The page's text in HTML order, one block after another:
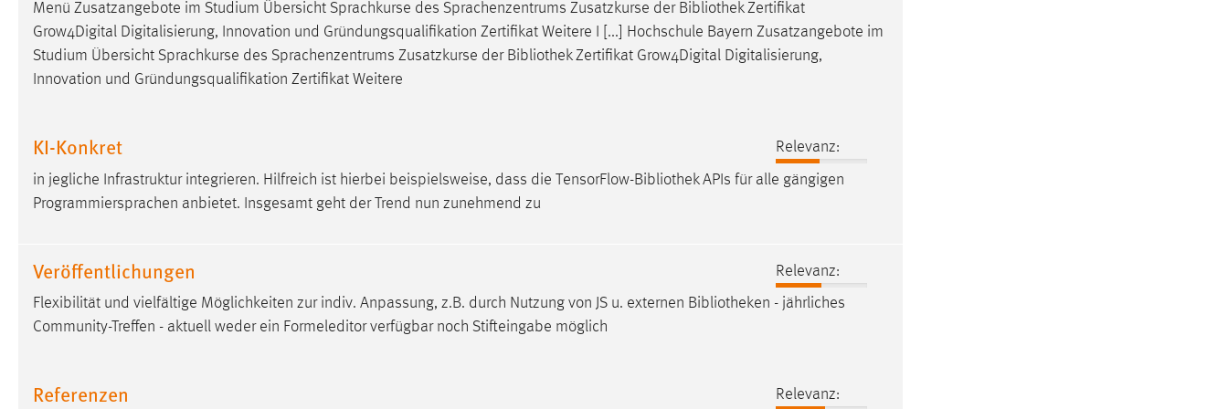
Menü Zusatzangebote im Studium Übersicht Sprachkurse des Sprachenzentrums Zusatzkurse der BibliothekZertifikat
Grow4Digital Digitalisierung, Innovation und Gründungsqualifikation Zertifikat Weitere I [...] Hochschule Bayern Zusatzangebote im
Studium Übersicht Sprachkurse des Sprachenzentrums Zusatzkurse der BibliothekZertifikat Grow4Digital Digitalisierung,
Innovation und Gründungsqualifikation Zertifikat Weitere
KI-Konkret
Relevanz:
in jegliche Infrastruktur integrieren. Hilfreich ist hierbei beispielsweise, dass die TensorFlow-BibliothekAPIs für alle gängigen
Programmiersprachen anbietet. Insgesamt geht der Trend nun zunehmend zu
Veröffentlichungen
Relevanz:
Flexibilität und vielfältige Möglichkeiten zur indiv. Anpassung, z.B. durch Nutzung von JS u. externen Bibliotheken - jährliches
Community-Treffen - aktuell weder ein Formeleditor verfügbar noch Stifteingabe möglich
Referenzen Relevanz:
Anbieter:
Zweck: Conversion-Tracking
Cookie Laufzeit: 3 Monate
Facebook Pixel
Name: _fbp
Anbieter:
Cookie Laufzeit: 3 Monate
Um Inhalte von Videoplattformen und Social Media